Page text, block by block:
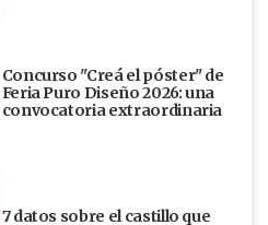
Concurso "Creá el póster" de
Feria Puro Diseño 2026: una
convocatoria extraordinaria
7 datos sobre el castillo que